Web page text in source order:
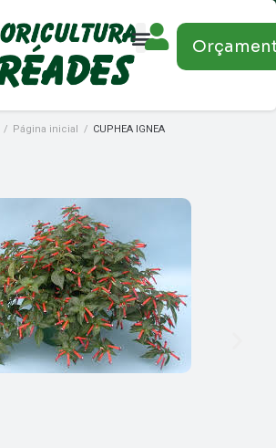
/ Página inicial / CUPHEA IGNEA